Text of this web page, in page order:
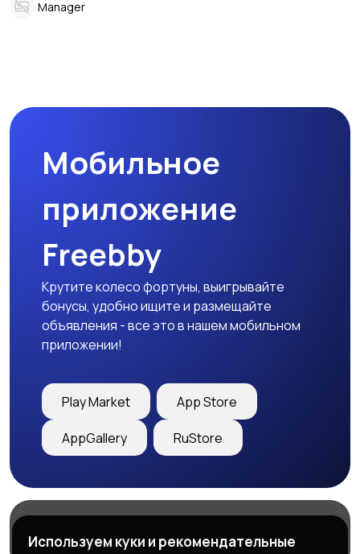
Manager
Мобильное
приложение
Freebby
Крутите колесо фортуны, выигрывайте
бонусы, удобно ищите и размещайте
объявления - все это в нашем мобильном
приложении!
Play Market App Store
AppGallery RuStore
Служба поддержки
Используем куки и рекомендательные